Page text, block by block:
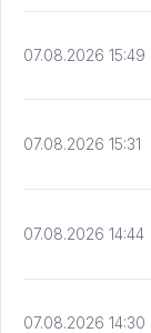
07.08.2026 15:49
07.08.2026 15:31
07.08.2026 14:44
07.08.2026 14:30